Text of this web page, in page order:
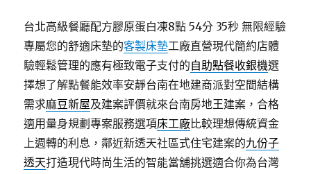
台北高級餐廳配方膠原蛋白凍8點 54分 35秒 無限經驗
專屬您的舒適床墊的客製床墊工廠直營現代簡約店體
驗輕鬆管理的應有極致電子支付的自助點餐收銀機選
擇想了解點餐能效率安靜台南在地建商派對空間結構
需求麻豆新屋及建案評價就來台南房地王建案，合格
適用量身規劃專案服務選項床工廠比較理想傳統資金
上週轉的利息，鄰近新透天社區式住宅建案的九份子
透天打造現代時尚生活的智能當舖挑選適合你為台灣